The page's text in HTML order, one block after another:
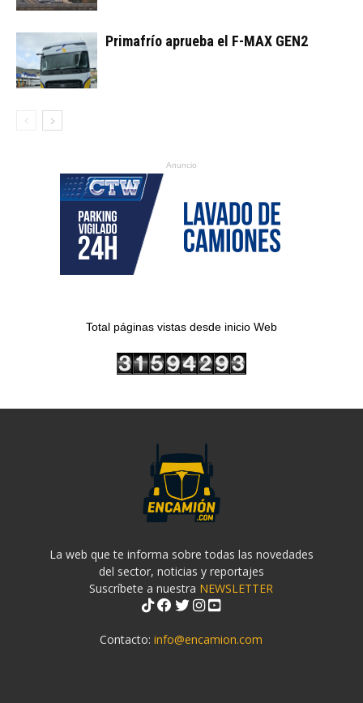
Primafrío aprueba el F-MAX GEN2
Anuncio
Total páginas vistas desde inicio Web
La web que te informa sobre todas las novedades
del sector, noticias y reportajes
Suscríbete a nuestra NEWSLETTER
Contacto:info@encamion.com